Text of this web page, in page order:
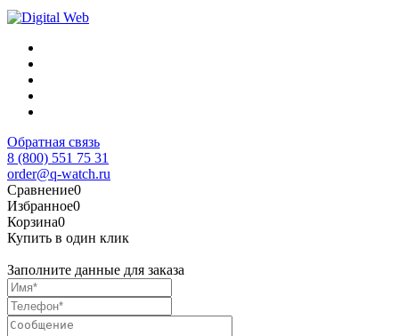
Обратная связь
8 (800) 551 75 31
order@q-watch.ru
Сравнение0
Избранное0
Корзина0
Купить в один клик
Заполните данные для заказа